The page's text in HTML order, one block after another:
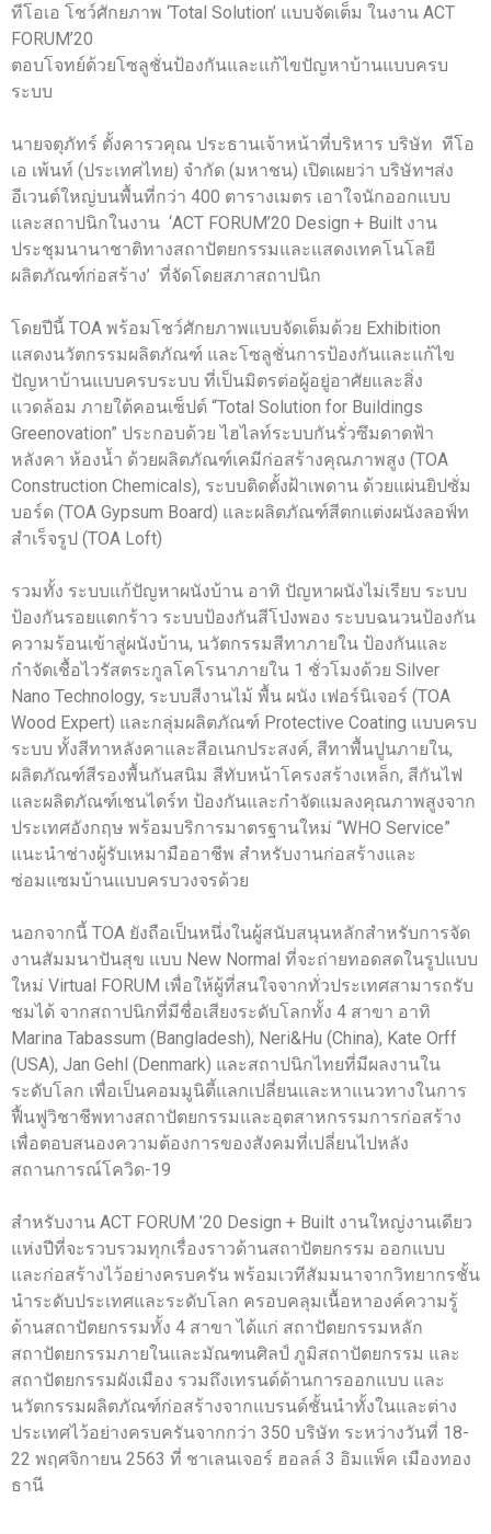
ทีโอเอ โชว์ศักยภาพ ‘Total Solution’ แบบจัดเต็ม ในงาน ACT
FORUM’20
ตอบโจทย์ด้วยโซลูชั่นป้องกันและแก้ไขปัญหาบ้านแบบครบ
ระบบ
นายจตุภัทร์ ตั้งคารวคุณ ประธานเจ้าหน้าที่บริหาร บริษัท ทีโอ
เอ เพ้นท์ (ประเทศไทย) จำกัด (มหาชน) เปิดเผยว่า บริษัทฯส่ง
อีเวนต์ใหญ่บนพื้นที่กว่า 400 ตารางเมตร เอาใจนักออกแบบ
และสถาปนิกในงาน ‘ACT FORUM’20 Design + Built งาน
ประชุมนานาชาติทางสถาปัตยกรรมและแสดงเทคโนโลยี
ผลิตภัณฑ์ก่อสร้าง’ ที่จัดโดยสภาสถาปนิก
โดยปีนี้ TOA พร้อมโชว์ศักยภาพแบบจัดเต็มด้วย Exhibition
แสดงนวัตกรรมผลิตภัณฑ์ และโซลูชั่นการป้องกันและแก้ไข
ปัญหาบ้านแบบครบระบบ ที่เป็นมิตรต่อผู้อยู่อาศัยและสิ่ง
แวดล้อม ภายใต้คอนเซ็ปต์ “Total Solution for Buildings
Greenovation” ประกอบด้วย ไฮไลท์ระบบกันรั่วซึมดาดฟ้า
หลังคา ห้องน้ำ ด้วยผลิตภัณฑ์เคมีก่อสร้างคุณภาพสูง (TOA
Construction Chemicals), ระบบติดตั้งฝ้าเพดาน ด้วยแผ่นยิปซั่ม
บอร์ด (TOA Gypsum Board) และผลิตภัณฑ์สีตกแต่งผนังลอฟ์ท
สำเร็จรูป (TOA Loft)
รวมทั้ง ระบบแก้ปัญหาผนังบ้าน อาทิ ปัญหาผนังไม่เรียบ ระบบ
ป้องกันรอยแตกร้าว ระบบป้องกันสีโป่งพอง ระบบฉนวนป้องกัน
ความร้อนเข้าสู่ผนังบ้าน, นวัตกรรมสีทาภายใน ป้องกันและ
กำจัดเชื้อไวรัสตระกูลโคโรนาภายใน 1 ชั่วโมงด้วย Silver
Nano Technology, ระบบสีงานไม้ พื้น ผนัง เฟอร์นิเจอร์ (TOA
Wood Expert) และกลุ่มผลิตภัณฑ์ Protective Coating แบบครบ
ระบบ ทั้งสีทาหลังคาและสีอเนกประสงค์, สีทาพื้นปูนภายใน,
ผลิตภัณฑ์สีรองพื้นกันสนิม สีทับหน้าโครงสร้างเหล็ก, สีกันไฟ
และผลิตภัณฑ์เชนไดร์ท ป้องกันและกำจัดแมลงคุณภาพสูงจาก
ประเทศอังกฤษ พร้อมบริการมาตรฐานใหม่ “WHO Service”
แนะนำช่างผู้รับเหมามืออาชีพ สำหรับงานก่อสร้างและ
ซ่อมแซมบ้านแบบครบวงจรด้วย
นอกจากนี้ TOA ยังถือเป็นหนึ่งในผู้สนับสนุนหลักสำหรับการจัด
งานสัมมนาปันสุข แบบ New Normal ที่จะถ่ายทอดสดในรูปแบบ
ใหม่ Virtual FORUM เพื่อให้ผู้ที่สนใจจากทั่วประเทศสามารถรับ
ชมได้ จากสถาปนิกที่มีชื่อเสียงระดับโลกทั้ง 4 สาขา อาทิ
Marina Tabassum (Bangladesh), Neri&Hu (China), Kate Orff
(USA), Jan Gehl (Denmark) และสถาปนิกไทยที่มีผลงานใน
ระดับโลก เพื่อเป็นคอมมูนิตี้แลกเปลี่ยนและหาแนวทางในการ
ฟื้นฟูวิชาชีพทางสถาปัตยกรรมและอุตสาหกรรมการก่อสร้าง
เพื่อตอบสนองความต้องการของสังคมที่เปลี่ยนไปหลัง
สถานการณ์โควิด-19
สำหรับงาน ACT FORUM ’20 Design + Built งานใหญ่งานเดียว
แห่งปีที่จะรวบรวมทุกเรื่องราวด้านสถาปัตยกรรม ออกแบบ
และก่อสร้างไว้อย่างครบครัน พร้อมเวทีสัมมนาจากวิทยากรชั้น
นำระดับประเทศและระดับโลก ครอบคลุมเนื้อหาองค์ความรู้
ด้านสถาปัตยกรรมทั้ง 4 สาขา ได้แก่ สถาปัตยกรรมหลัก
สถาปัตยกรรมภายในและมัณฑนศิลป์ ภูมิสถาปัตยกรรม และ
สถาปัตยกรรมผังเมือง รวมถึงเทรนด์ด้านการออกแบบ และ
นวัตกรรมผลิตภัณฑ์ก่อสร้างจากแบรนด์ชั้นนำทั้งในและต่าง
ประเทศไว้อย่างครบครันจากกว่า 350 บริษัท ระหว่างวันที่ 18-
22 พฤศจิกายน 2563 ที่ ชาเลนเจอร์ ฮอลล์ 3 อิมแพ็ค เมืองทอง
ธานี